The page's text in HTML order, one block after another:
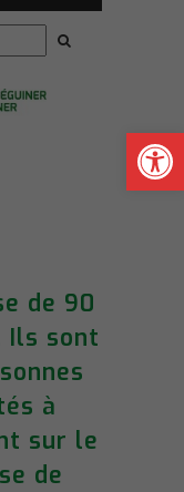
Ouvrir
de 90
Ils sont
à
sur le
de